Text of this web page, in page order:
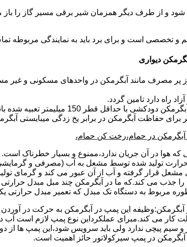
و از طرف دیگر همزمان شیر برقی مسیر گاز را باز
و تخصصی است و برای برد باید به نمایندگی مربوطه
دیواری
راه دارد تامین گردد.
با حداقل قطر 150 میلیمتر تعبیه شده باشد.
حفاظت آبگرمکن در برابر یخ زدگی میبایستی
در حمام،رخت کن حمام،
که هوا در آن جریان ندارد،ممنوع و بسیار خطرناک است.
حرارت تولید شده توسط مشعل به آب (مصرفی و
مشعل قرار گرفته و آب از آن عبور می کند و گرمای
جذب می کند.که ما در آبگرمکن چند مبل مبدل حرارتی
مربوط به دستگاه تک مبدل که تعمیر مبدل حرارتی
آبگرمکن:وظیفه این پمپ در آبگرمکن به حرکت در
بوده و با برق 220 ولت کار می کند.مبرای عملکرداین
و سیم پیچی ندارد ولی باید سرویس شود،این پمپ ها
در پمپ سیرکولاتور حائز اهمیت است.